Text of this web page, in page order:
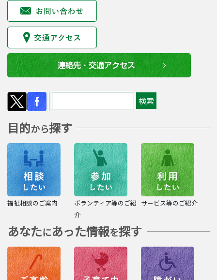
目的から探す
福祉相談のご案内
ボランティア等のご紹
介
サービス等のご紹介
あなたにあった情報を探す